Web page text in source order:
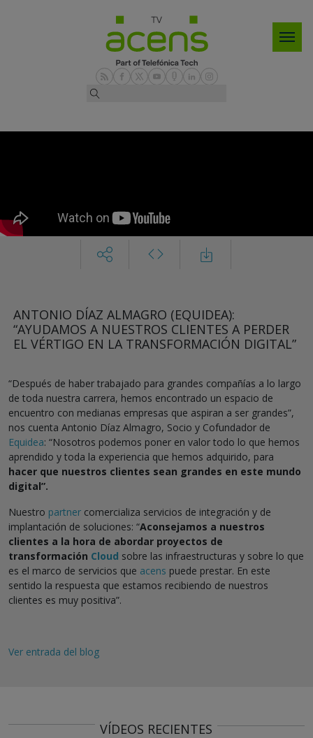
ANTONIO DÍAZ ALMAGRO (EQUIDEA):
“AYUDAMOS A NUESTROS CLIENTES A PERDER
EL VÉRTIGO EN LA TRANSFORMACIÓN DIGITAL”
“Después de haber trabajado para grandes compañías a lo largo
de toda nuestra carrera, hemos encontrado un espacio de
encuentro con medianas empresas que aspiran a ser grandes”,
nos cuenta Antonio Díaz Almagro, Socio y Cofundador de
Equidea: “Nosotros podemos poner en valor todo lo que hemos
aprendido y toda la experiencia que hemos adquirido, para
hacer que nuestros clientes sean grandes en este mundo
digital”.
Nuestro partner comercializa servicios de integración y de
implantación de soluciones: “Aconsejamos a nuestros
clientes a la hora de abordar proyectos de
transformación Cloud sobre las infraestructuras y sobre lo que
es el marco de servicios que acens puede prestar. En este
sentido la respuesta que estamos recibiendo de nuestros
clientes es muy positiva”.
Ver entrada del blog
VÍDEOS RECIENTES